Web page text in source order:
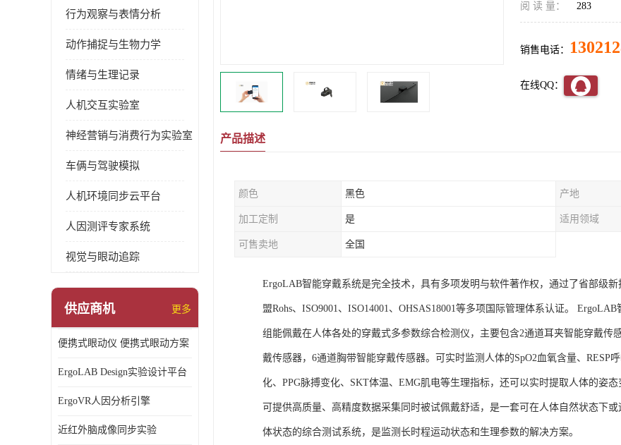
行为观察与表情分析
动作捕捉与生物力学
情绪与生理记录
人机交互实验室
神经营销与消费行为实验室
车俩与驾驶模拟
人机环境同步云平台
人因测评专家系统
视觉与眼动追踪
供应商机 更多
便携式眼动仪 便携式眼动方案
ErgoLAB Design实验设计平台
ErgoVR人因分析引擎
近红外脑成像同步实验
阅 读 量： 283
销售电话：
在线QQ：
产品描述
颜色 黑色 产地
加工定制 是 适用领域
可售卖地 全国
ErgoLAB智能穿戴系统是完全技术，具有多项发明与软件著作权，通过了省部级
盟Rohs、ISO9001、ISO14001、OHSAS18001等多项国际管理体系认证。
组能佩戴在人体各处的穿戴式多参数综合检测仪，主要包含2通道耳夹智能穿戴传
戴传感器，6通道胸带智能穿戴传感器。可实时监测人体的SpO2血氧含量、RESP
化、PPG脉搏变化、SKT体温、EMG肌电等生理指标，还可以实时提取人体的姿
可提供高质量、高精度数据采集同时被试佩戴舒适，是一套可在人体自然状态下
体状态的综合测试系统，是监测长时程运动状态和生理参数的解决方案。